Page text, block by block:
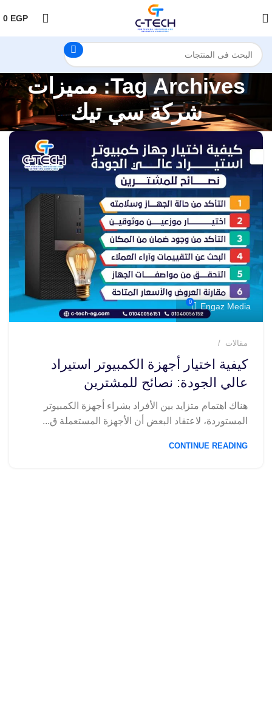
0 EGP
Tag Archives: مميزات
شركة سي تيك
Engaz Media
0
مقالات
كيفية اختيار أجهزة الكمبيوتر استيراد
عالي الجودة: نصائح للمشترين
هناك اهتمام متزايد بين الأفراد بشراء أجهزة الكمبيوتر
المستوردة، لاعتقاد البعض أن الأجهزة المستعملة ق...
CONTINUE READING
اضغط هنا لمتابعتنا على فيس بوك